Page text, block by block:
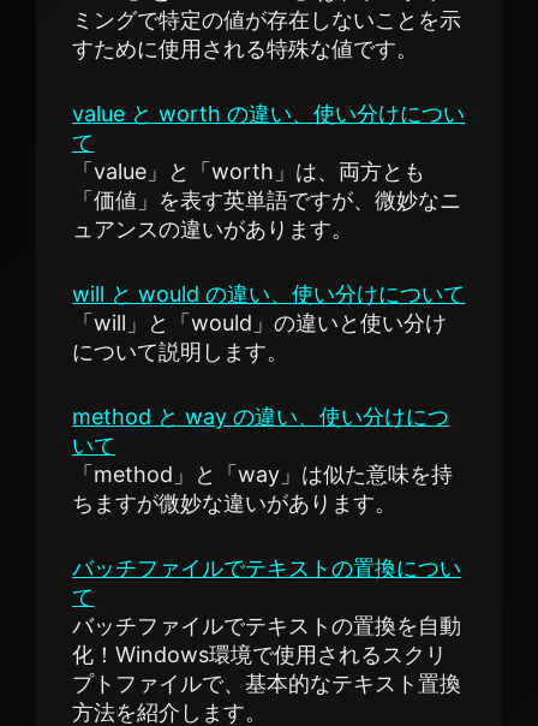
ミングで特定の値が存在しないことを示
すために使用される特殊な値です。
value と worth の違い、使い分けについ
て
「value」と「worth」は、両方とも
「価値」を表す英単語ですが、微妙なニ
ュアンスの違いがあります。
will と would の違い、使い分けについて
「will」と「would」の違いと使い分け
について説明します。
method と way の違い、使い分けにつ
いて
「method」と「way」は似た意味を持
ちますが微妙な違いがあります。
バッチファイルでテキストの置換につい
て
バッチファイルでテキストの置換を自動
化！Windows環境で使用されるスクリ
プトファイルで、基本的なテキスト置換
方法を紹介します。